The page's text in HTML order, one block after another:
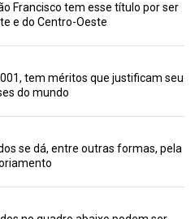
Francisco tem esse título por ser
e do Centro-Oeste
tem méritos que justificam seu
do mundo
se dá, entre outras formas, pela